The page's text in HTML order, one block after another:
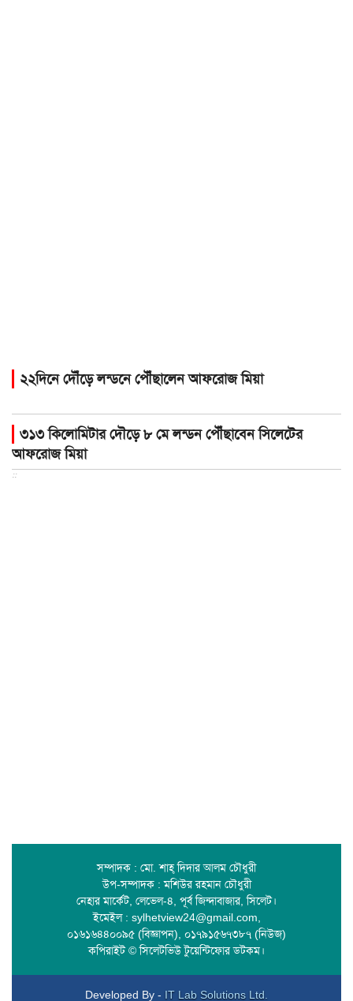
২২দিনে দৌঁড়ে লন্ডনে পৌঁছালেন আফরোজ মিয়া
৩১৩ কিলোমিটার দৌড়ে ৮ মে লন্ডন পৌঁছাবেন সিলেটের
আফরোজ মিয়া
::
সম্পাদক : মো. শাহ্ দিদার আলম চৌধুরী
উপ-সম্পাদক : মশিউর রহমান চৌধুরী
নেহার মার্কেট, লেভেল-৪, পূর্ব জিন্দাবাজার, সিলেট।
ইমেইল : sylhetview24@gmail.com,
০১৬১৬৪৪০০৯৫ (বিজ্ঞাপন), ০১৭৯১৫৬৭৩৮৭ (নিউজ)
কপিরাইট © সিলেটভিউ টুয়েন্টিফোর ডটকম।
Developed By - IT Lab Solutions Ltd.